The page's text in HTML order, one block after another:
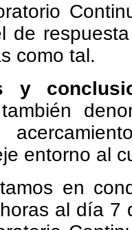
de
como tal.
y
también
entorno al
en
al día 7